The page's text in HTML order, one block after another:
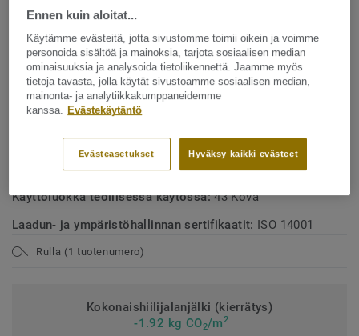
Helppohoitoinen - ei vahaa tai hoitoaineita
Cradel to Cradle Hopea
TEKNISET TIEDOT
Tuotetyyppi:Homogeeninen linoleumi
Käyttöluokka kotikäytössä:23 Kova
Käyttöluokka julkisessa käytössä:34 Erittäin kova kulutus
Käyttöluokka teollisessa käytössä:43 Kova
Laadun- ja ympäristöhallinnan sertifikaatit: ISO 14001
Rulla (1 tuotenumero)
Kokonaishiilijalanjälki (kierrätys)
-1.92 kg CO2/m2
Ennen kuin aloitat...
Käytämme evästeitä, jotta sivustomme toimii oikein ja voimme
personoida sisältöä ja mainoksia, tarjota sosiaalisen median
ominaisuuksia ja analysoida tietoliikennettä. Jaamme myös
tietoja tavasta, jolla käytät sivustoamme sosiaalisen median,
mainonta- ja analytiikkakumppaneidemme
kanssa. Evästekäytäntö
Hyväksy kaikki evästeet
Evästeasetukset